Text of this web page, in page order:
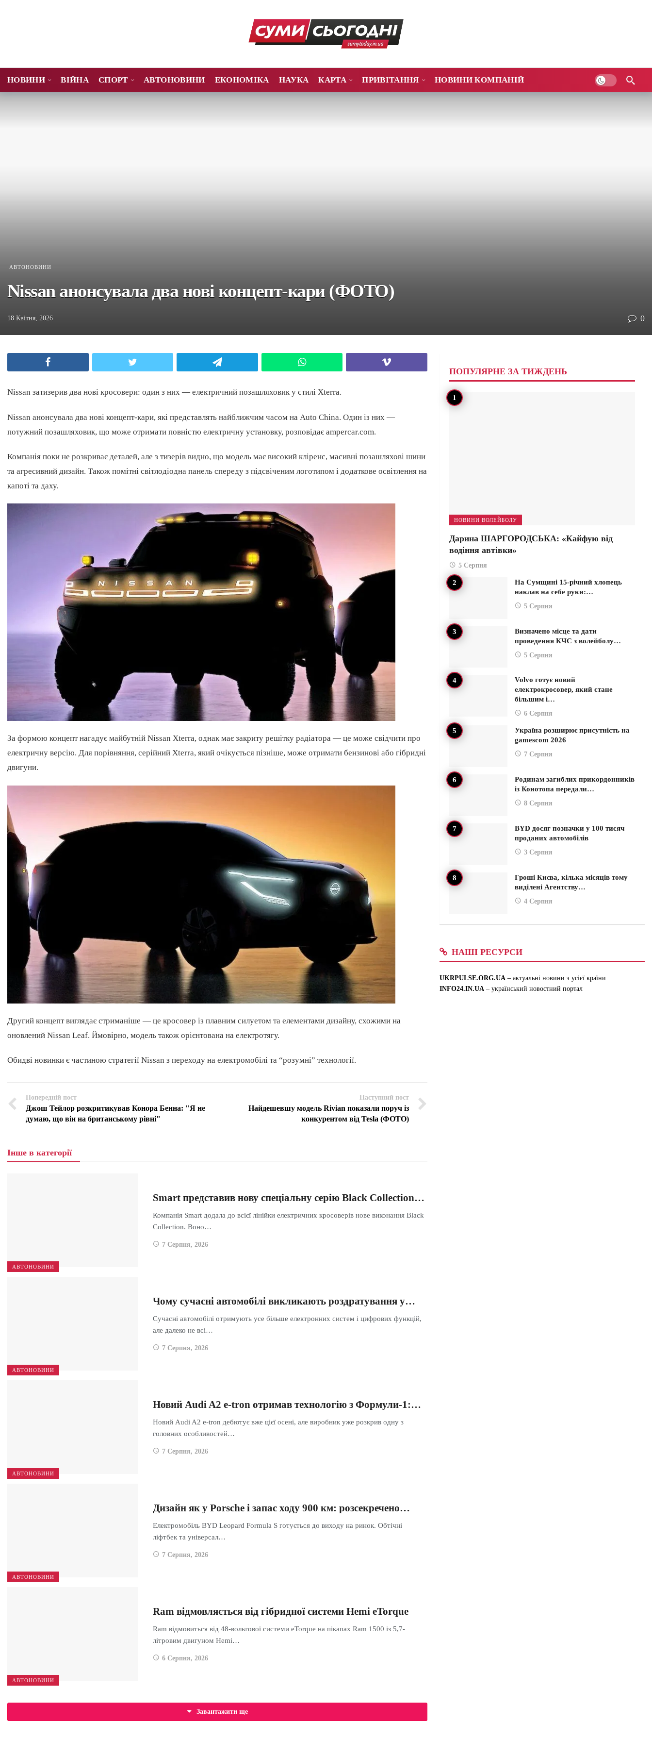
НОВИНИ ВІЙНА СПОРТ АВТОНОВИНИ ЕКОНОМІКА НАУКА КАРТА ПРИВІТАННЯ НОВИНИ КОМПАНІЙ
АВТОНОВИНИ
Nissan анонсувала два нові концепт-кари (ФОТО)
18 Квітня, 2026 0
Nissan затизерив два нові кросовери: один з них — електричний позашляховик у стилі Xterra.
Nissan анонсувала два нові концепт-кари, які представлять найближчим часом на Auto China. Один із них —
потужний позашляховик, що може отримати повністю електричну установку, розповідає ampercar.com.
Компанія поки не розкриває деталей, але з тизерів видно, що модель має високий кліренс, масивні позашляхові шини
та агресивний дизайн. Також помітні світлодіодна панель спереду з підсвіченим логотипом і додаткове освітлення на
капоті та даху.
За формою концепт нагадує майбутній Nissan Xterra, однак має закриту решітку радіатора — це може свідчити про
електричну версію. Для порівняння, серійний Xterra, який очікується пізніше, може отримати бензинові або гібридні
двигуни.
Другий концепт виглядає стриманіше — це кросовер із плавним силуетом та елементами дизайну, схожими на
оновлений Nissan Leaf. Ймовірно, модель також орієнтована на електротягу.
Обидві новинки є частиною стратегії Nissan з переходу на електромобілі та “розумні” технології.
Попередній пост
Джош Тейлор розкритикував Конора Бенна: "Я не
думаю, що він на британському рівні"
Наступний пост
Найдешевшу модель Rivian показали поруч із
конкурентом від Tesla (ФОТО)
Інше в категорії
АВТОНОВИНИ
Smart представив нову спеціальну серію Black Collection…
Компанія Smart додала до всієї лінійки електричних кросоверів нове виконання Black
Collection. Воно…
7 Серпня, 2026
АВТОНОВИНИ
Чому сучасні автомобілі викликають роздратування у…
Сучасні автомобілі отримують усе більше електронних систем і цифрових функцій,
але далеко не всі…
7 Серпня, 2026
АВТОНОВИНИ
Новий Audi A2 e-tron отримав технологію з Формули-1:…
Новий Audi A2 e-tron дебютує вже цієї осені, але виробник уже розкрив одну з
головних особливостей…
7 Серпня, 2026
АВТОНОВИНИ
Дизайн як у Porsche і запас ходу 900 км: розсекречено…
Електромобіль BYD Leopard Formula S готується до виходу на ринок. Обтічні
ліфтбек та універсал…
7 Серпня, 2026
АВТОНОВИНИ
Ram відмовляється від гібридної системи Hemi eTorque
Ram відмовиться від 48-вольтової системи eTorque на пікапах Ram 1500 із 5,7-
літровим двигуном Hemi…
6 Серпня, 2026
Завантажити ще
ПОПУЛЯРНЕ ЗА ТИЖДЕНЬ
НОВИНИ ВОЛЕЙБОЛУ
Дарина ШАРГОРОДСЬКА: «Кайфую від
водіння автівки»
5 Серпня
На Сумщині 15-річний хлопець
наклав на себе руки:…
5 Серпня
Визначено місце та дати
проведення КЧС з волейболу…
5 Серпня
Volvo готує новий
електрокросовер, який стане
більшим і…
6 Серпня
Україна розширює присутність на
gamescom 2026
7 Серпня
Родинам загиблих прикордонників
із Конотопа передали…
8 Серпня
BYD досяг позначки у 100 тисяч
проданих автомобілів
3 Серпня
Гроші Києва, кілька місяців тому
виділені Агентству…
4 Серпня
НАШІ РЕСУРСИ
UKRPULSE.ORG.UA – актуальні новини з усієї країни
INFO24.IN.UA – український новостний портал